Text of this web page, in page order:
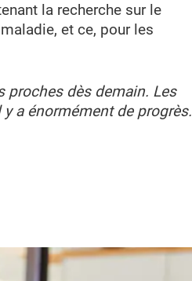
la recherche sur le
et ce, pour les
proches dès demain. Les
y a énormément de progrès.